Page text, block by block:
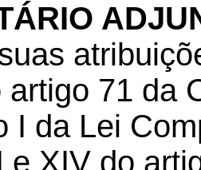
artigo 71 da
I da Lei
e XIV do